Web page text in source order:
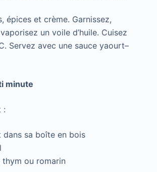
épices et crème. Garnissez,
un voile d’huile. Cuisez
Servez avec une sauce yaourt–
minute
:
dans sa boîte en bois
thym ou romarin